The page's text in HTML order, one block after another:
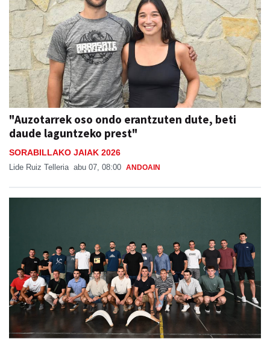
"Auzotarrek oso ondo erantzuten dute, beti
daude laguntzeko prest"
SORABILLAKO JAIAK 2026
Lide Ruiz Telleria abu 07, 08:00 ANDOAIN